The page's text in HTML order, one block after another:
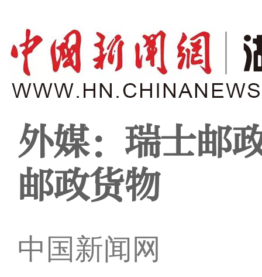
外媒：瑞士邮
邮政货物
中国新闻网